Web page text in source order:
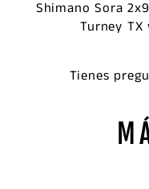
Shimano Sora
Turney
Tienes